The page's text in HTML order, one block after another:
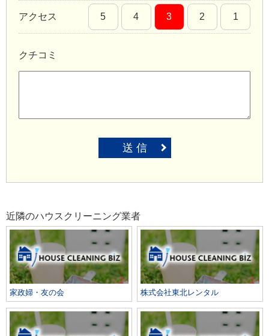
アクセス 5 4 3 2 1
クチコミ
送 信
近隣のハウスクリーニング業者
家政婦・友の会 株式会社東北レンタル